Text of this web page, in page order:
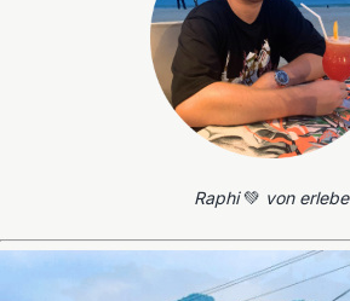
Raphi💚 von erlebe